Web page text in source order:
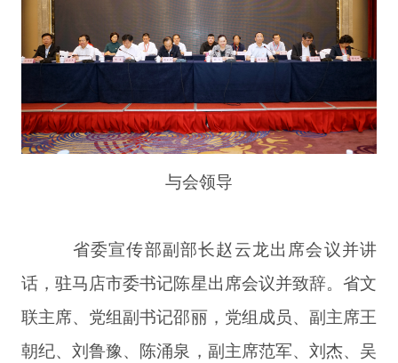
与会领导
省委宣传部副部长赵云龙出席会议并讲
话，驻马店市委书记陈星出席会议并致辞。省文
联主席、党组副书记邵丽，党组成员、副主席王
朝纪、刘鲁豫、陈涌泉，副主席范军、刘杰、吴